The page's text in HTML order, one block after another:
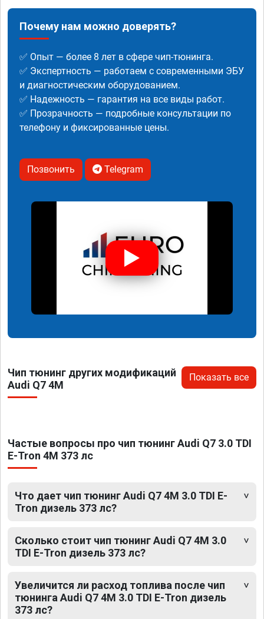
Почему нам можно доверять?
✅ Опыт — более 8 лет в сфере чип-тюнинга.
✅ Экспертность — работаем с современными ЭБУ
и диагностическим оборудованием.
✅ Надежность — гарантия на все виды работ.
✅ Прозрачность — подробные консультации по
телефону и фиксированные цены.
Позвонить Telegram
Чип тюнинг других модификаций
Audi Q7 4M
Показать все
Частые вопросы про чип тюнинг Audi Q7 3.0 TDI
E-Tron 4M 373 лс
Что дает чип тюнинг Audi Q7 4M 3.0 TDI E-
Tron дизель 373 лс?
Сколько стоит чип тюнинг Audi Q7 4M 3.0
TDI E-Tron дизель 373 лс?
Увеличится ли расход топлива после чип
тюнинга Audi Q7 4M 3.0 TDI E-Tron дизель
373 лс?